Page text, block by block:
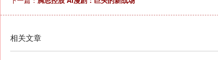
相关文章